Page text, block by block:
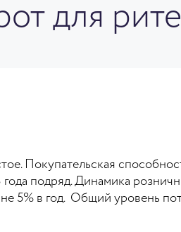
для
Покупательская
подряд. Динамика
5% в год. Общий уровень